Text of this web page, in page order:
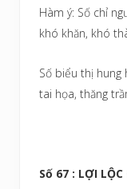
Hàm ý: Số chỉ
khó khăn, khó
Số biểu thị hung
tai họa, thăng
Số 67 : LỢI